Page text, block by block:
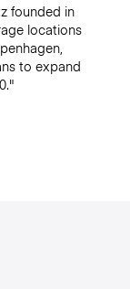
founded in
locations
to expand